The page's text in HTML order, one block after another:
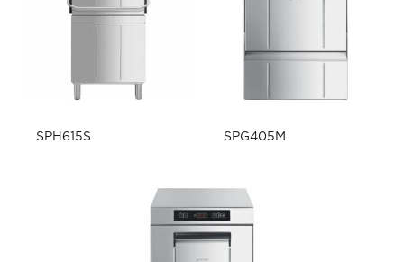
SPH615S SPG405M